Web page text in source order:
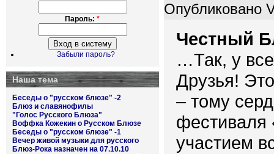
Пароль:*
Забыли пароль?
Наша тема
Беседы о "русском блюзе" -2
Блюз и славянофилы
"Голос Русского Блюза"
Воффка Кожекин о Русском Блюзе
Беседы о "русском блюзе" -1
Вечер живой музыки для русского
Блюз-Рока назначен на 07.10.10
Опубликовано
Честный
…Так, у
Друзья!
– тому
фестиваля
участием